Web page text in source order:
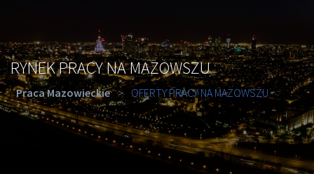
RYNEK PRACY NA MAZOWSZU
Praca Mazowieckie > OFERTY PRACY NA MAZOWSZU